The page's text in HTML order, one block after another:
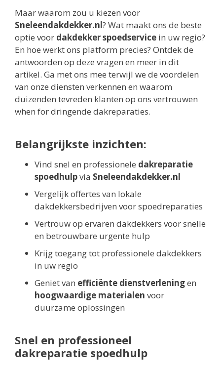
Maar waarom zou u kiezen voor
Sneleendakdekker.nl? Wat maakt ons de beste
optie voor dakdekker spoedservice in uw regio?
En hoe werkt ons platform precies? Ontdek de
antwoorden op deze vragen en meer in dit
artikel. Ga met ons mee terwijl we de voordelen
van onze diensten verkennen en waarom
duizenden tevreden klanten op ons vertrouwen
when for dringende dakreparaties.
Belangrijkste inzichten:
Vind snel en professionele dakreparatie
spoedhulpvia Sneleendakdekker.nl
Vergelijk offertes van lokale
dakdekkersbedrijven voor spoedreparaties
Vertrouw op ervaren dakdekkers voor snelle
en betrouwbare urgente hulp
Krijg toegang tot professionele dakdekkers
in uw regio
Geniet van efficiënte dienstverleningen
hoogwaardige materialen voor
duurzame oplossingen
Snel en professioneel
dakreparatie spoedhulp